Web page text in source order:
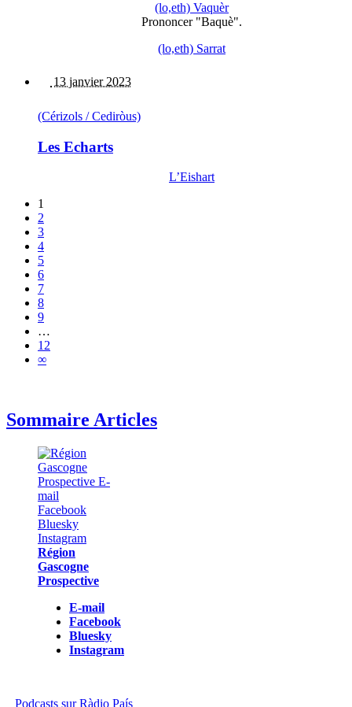
(lo,eth) Vaquèr
Prononcer "Baquè".
(lo,eth) Sarrat
13 janvier 2023
(Cérizols / Cediròus)
Les Echarts
L’Eishart
1
2
3
4
5
6
7
8
9
…
12
∞
Sommaire Articles
Région
Gascogne
Prospective
E-mail
Facebook
Bluesky
Instagram
Podcasts sur Ràdio País